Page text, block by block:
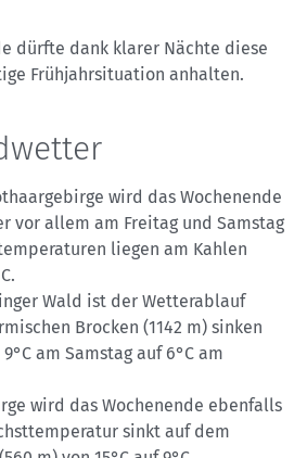
dürfte dank klarer Nächte diese
Frühjahrsituation anhalten.
wird das Wochenende
vor allem am Freitag und Samstag
liegen am Kahlen
Wald ist der Wetterablauf
Brocken (1142 m) sinken
am Samstag auf 6°C am
wird das Wochenende ebenfalls
sinkt auf dem